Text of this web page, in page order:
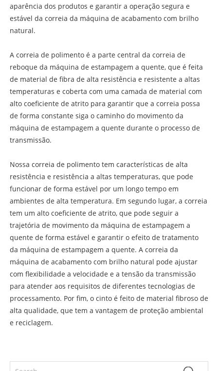
aparência dos produtos e garantir a operação segura e
estável da correia da máquina de acabamento com brilho
natural.
A correia de polimento é a parte central da correia de
reboque da máquina de estampagem a quente, que é feita
de material de fibra de alta resistência e resistente a altas
temperaturas e coberta com uma camada de material com
alto coeficiente de atrito para garantir que a correia possa
de forma constante siga o caminho do movimento da
máquina de estampagem a quente durante o processo de
transmissão.
Nossa correia de polimento tem características de alta
resistência e resistência a altas temperaturas, que pode
funcionar de forma estável por um longo tempo em
ambientes de alta temperatura. Em segundo lugar, a correia
tem um alto coeficiente de atrito, que pode seguir a
trajetória de movimento da máquina de estampagem a
quente de forma estável e garantir o efeito de tratamento
da máquina de estampagem a quente. A correia da
máquina de acabamento com brilho natural pode ajustar
com flexibilidade a velocidade e a tensão da transmissão
para atender aos requisitos de diferentes tecnologias de
processamento. Por fim, o cinto é feito de material fibroso de
alta qualidade, que tem a vantagem de proteção ambiental
e reciclagem.